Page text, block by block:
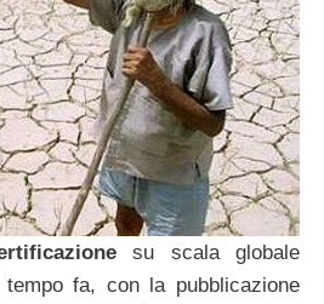
su scala globale
fa, con la pubblicazione